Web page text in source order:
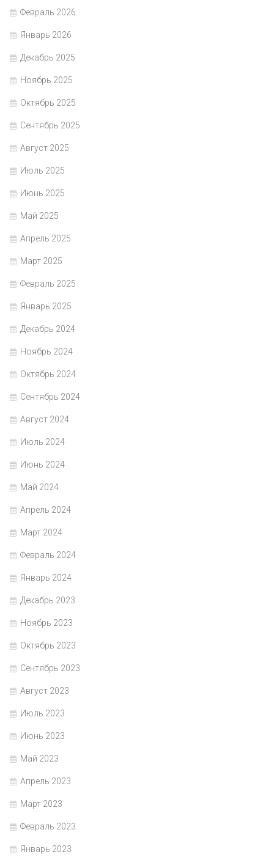
Февраль 2026
Январь 2026
Декабрь 2025
Ноябрь 2025
Октябрь 2025
Сентябрь 2025
Август 2025
Июль 2025
Июнь 2025
Май 2025
Апрель 2025
Март 2025
Февраль 2025
Январь 2025
Декабрь 2024
Ноябрь 2024
Октябрь 2024
Сентябрь 2024
Август 2024
Июль 2024
Июнь 2024
Май 2024
Апрель 2024
Март 2024
Февраль 2024
Январь 2024
Декабрь 2023
Ноябрь 2023
Октябрь 2023
Сентябрь 2023
Август 2023
Июль 2023
Июнь 2023
Май 2023
Апрель 2023
Март 2023
Февраль 2023
Январь 2023